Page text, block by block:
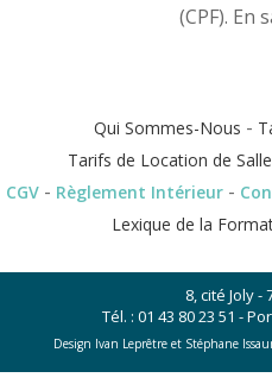
(CPF). En
Qui Sommes-Nous -
Tarifs de Location de
CGV - Règlement Intérieur -
Lexique de la
8, cité Joly -
Tél. : 01 43 80 23 51 -
Design Ivan Leprêtre et Stéphane